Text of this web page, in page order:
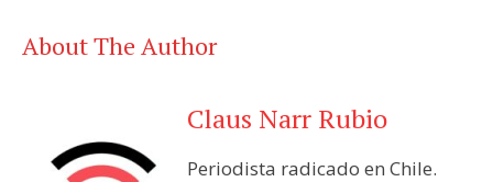
About The Author
Claus Narr Rubio
Periodista radicado en Chile.